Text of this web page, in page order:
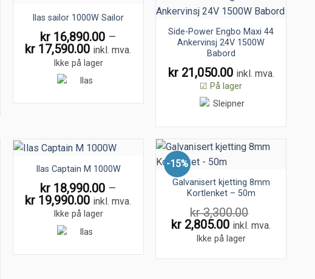
Ilas sailor 1000W Sailor
kr16,890.00 –
kr 17,590.00Price
range:
through
inkl. mva.
Ikke på lager
Side-Power Engbo Maxi 44
Ankervinsj 24V 1500W
Babord
kr21,050.00 inkl. mva.
☑ På lager
Ilas Captain M 1000W
kr18,990.00 –
kr 19,990.00Price
range:
through
inkl. mva.
Ikke på lager
-15%
Galvanisert kjetting 8mm
Kortlenket – 50m
kr3,300.00
Original
price
kr 3,300.00.
kr 2,805.00Current
price
is:
kr 2,805.00.
inkl. mva.
Ikke på lager